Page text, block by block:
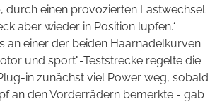
durch einen provozierten Lastwechsel
aber wieder in Position lupfen.“
an einer der beiden Haarnadelkurven
und sport"-Teststrecke regelte die
in zunächst viel Power weg, sobald
an den Vorderrädern bemerkte - gab